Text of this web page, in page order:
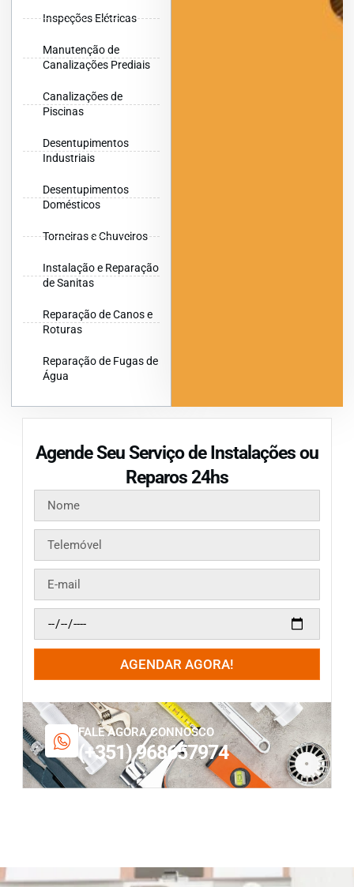
Inspeções Elétricas
Manutenção de
Canalizações Prediais
Canalizações de
Piscinas
Desentupimentos
Industriais
Desentupimentos
Domésticos
Torneiras e Chuveiros
Instalação e Reparação
de Sanitas
Reparação de Canos e
Roturas
Reparação de Fugas de
Água
Agende Seu Serviço de Instalações ou
Reparos 24hs
AGENDAR AGORA!
FALE AGORA CONNOSCO
(+351) 968657974